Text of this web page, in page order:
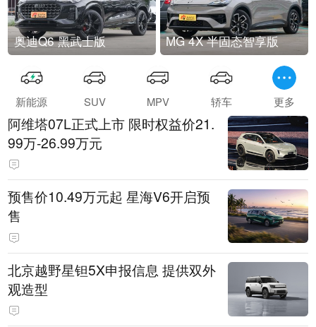
奥迪Q6 黑武士版 MG 4X 半固态智享版
新能源 SUV MPV 轿车 更多
阿维塔07L正式上市 限时权益价21.
99万-26.99万元
预售价10.49万元起 星海V6开启预
售
北京越野星钽5X申报信息 提供双外
观造型